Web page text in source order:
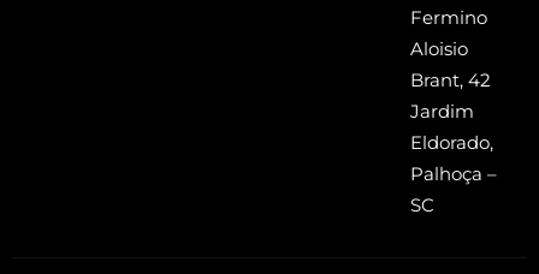
Fermino
Aloisio
Brant, 42
Jardim
Eldorado,
Palhoça –
SC